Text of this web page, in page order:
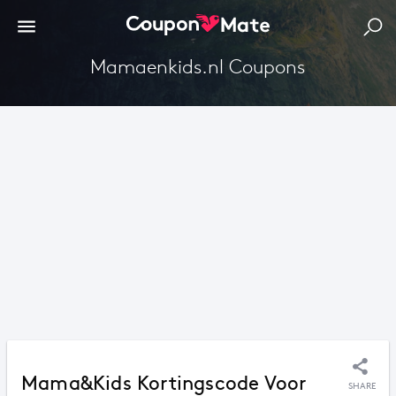
Mamaenkids.nl Coupons
Mama&Kids Kortingscode Voor SHARE